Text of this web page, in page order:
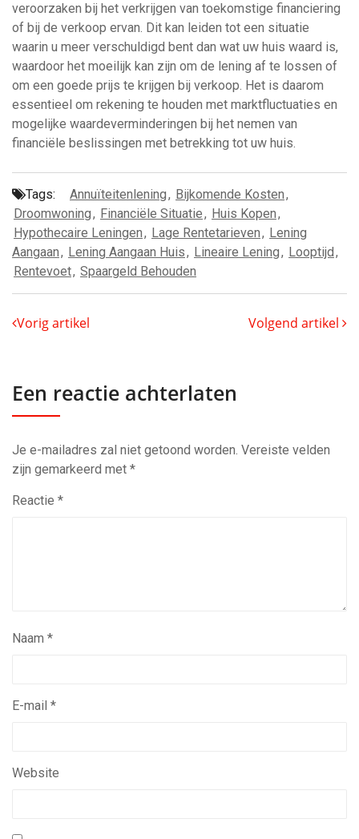
veroorzaken bij het verkrijgen van toekomstige financiering
of bij de verkoop ervan. Dit kan leiden tot een situatie
waarin u meer verschuldigd bent dan wat uw huis waard is,
waardoor het moeilijk kan zijn om de lening af te lossen of
om een goede prijs te krijgen bij verkoop. Het is daarom
essentieel om rekening te houden met marktfluctuaties en
mogelijke waardeverminderingen bij het nemen van
financiële beslissingen met betrekking tot uw huis.
Tags: Annuïteitenlening, Bijkomende Kosten,
Droomwoning, Financiële Situatie, Huis Kopen,
Hypothecaire Leningen, Lage Rentetarieven, Lening
Aangaan, Lening Aangaan Huis, Lineaire Lening, Looptijd,
Rentevoet, Spaargeld Behouden
Vorig artikel Volgend artikel
Een reactie achterlaten
Je e-mailadres zal niet getoond worden. Vereiste velden
zijn gemarkeerd met *
Reactie *
Naam *
E-mail *
Website